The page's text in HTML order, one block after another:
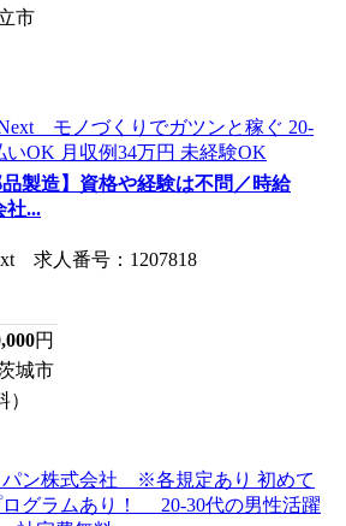
市
品製造】資格や経験は不問／時給
社...
求人番号：1207818
円
城市